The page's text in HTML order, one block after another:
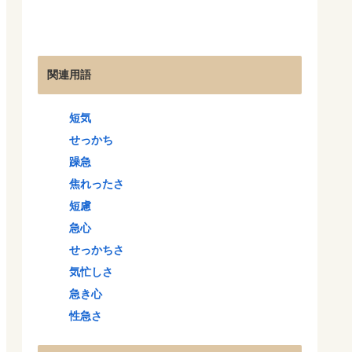
関連用語
短気
せっかち
躁急
焦れったさ
短慮
急心
せっかちさ
気忙しさ
急き心
性急さ